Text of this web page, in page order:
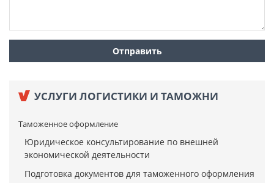
УСЛУГИ ЛОГИСТИКИ И ТАМОЖНИ
Таможенное оформление
Юридическое консультирование по внешней
экономической деятельности
Подготовка документов для таможенного оформления